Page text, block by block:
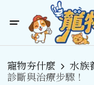
寵物夯什麼 水族
診斷與治療步驟！